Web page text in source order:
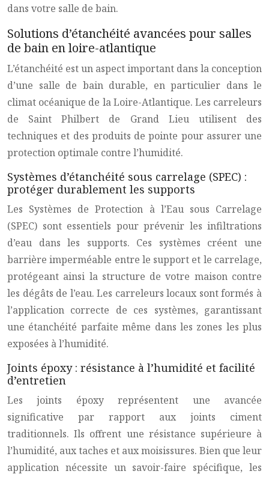
dans votre salle de bain.
Solutions d’étanchéité avancées pour salles
de bain en loire-atlantique
L’étanchéité est un aspect important dans la conception
d’une salle de bain durable, en particulier dans le
climat océanique de la Loire-Atlantique. Les carreleurs
de Saint Philbert de Grand Lieu utilisent des
techniques et des produits de pointe pour assurer une
protection optimale contre l’humidité.
Systèmes d’étanchéité sous carrelage (SPEC) :
protéger durablement les supports
Les Systèmes de Protection à l’Eau sous Carrelage
(SPEC) sont essentiels pour prévenir les infiltrations
d’eau dans les supports. Ces systèmes créent une
barrière imperméable entre le support et le carrelage,
protégeant ainsi la structure de votre maison contre
les dégâts de l’eau. Les carreleurs locaux sont formés à
l’application correcte de ces systèmes, garantissant
une étanchéité parfaite même dans les zones les plus
exposées à l’humidité.
Joints époxy : résistance à l’humidité et facilité
d’entretien
Les joints époxy représentent une avancée
significative par rapport aux joints ciment
traditionnels. Ils offrent une résistance supérieure à
l’humidité, aux taches et aux moisissures. Bien que leur
application nécessite un savoir-faire spécifique, les